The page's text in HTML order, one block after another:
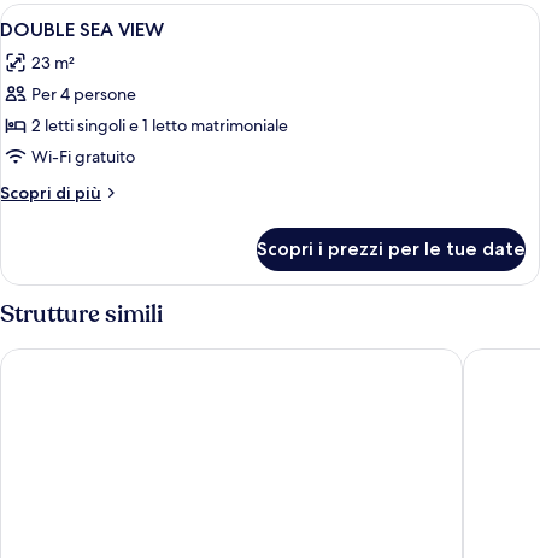
Apri
tutte
le
foto
per
DOUBLE
SEA
VIEW
Minibar, una cassaforte in camera,
1
DOUBLE SEA VIEW
23 m²
Per 4 persone
2 letti singoli e 1 letto matrimoniale
Wi-Fi gratuito
Scopri di più
Altri
SEA
Scopri i prezzi per le tue date
Strutture simili
Aubamar Palma Resort Inturotel